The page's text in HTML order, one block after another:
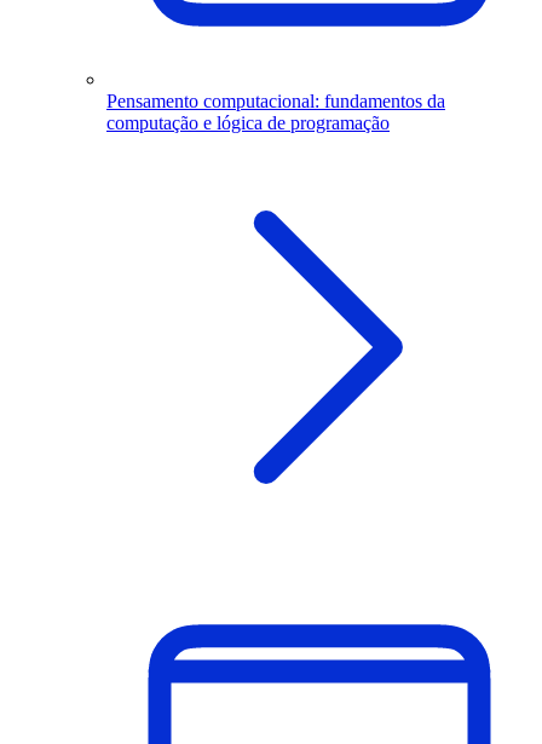
Pensamento computacional: fundamentos da
computação e lógica de programação